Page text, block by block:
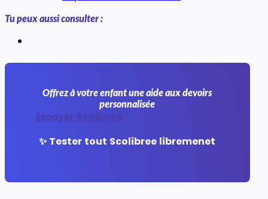
Tu peux aussi consulter :
Offrez à votre enfant une aide aux devoirs
personnalisée
Essayer Scolibree
✨ Tester tout Scolibree libremenet